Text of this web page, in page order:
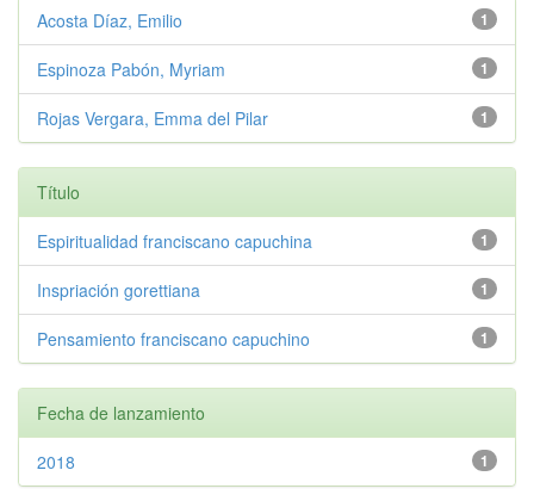
1
Acosta Díaz, Emilio
1
Espinoza Pabón, Myriam
1
Rojas Vergara, Emma del Pilar
Título
1
Espiritualidad franciscano capuchina
1
Inspriación gorettiana
1
Pensamiento franciscano capuchino
Fecha de lanzamiento
1
2018